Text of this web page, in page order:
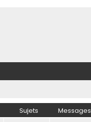
Sujets Messages